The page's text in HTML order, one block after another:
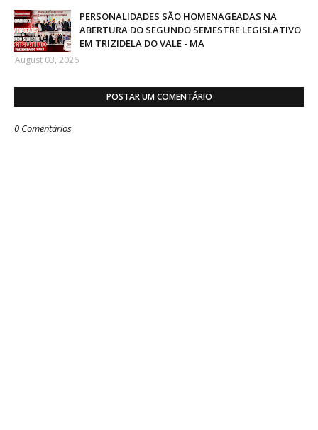
PERSONALIDADES SÃO HOMENAGEADAS NA
ABERTURA DO SEGUNDO SEMESTRE LEGISLATIVO
EM TRIZIDELA DO VALE - MA
August 03, 2026
POSTAR UM COMENTÁRIO
0 Comentários